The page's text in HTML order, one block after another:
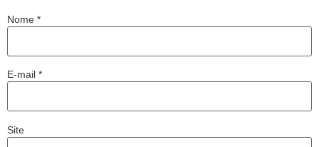
Nome *
E-mail *
Site